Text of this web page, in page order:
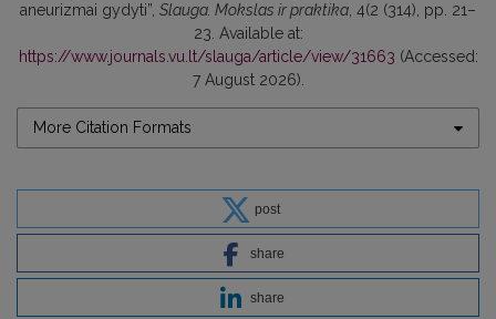
aneurizmai gydyti”, Slauga. Mokslas ir praktika, 4(2 (314), pp. 21–
23. Available at:
https://www.journals.vu.lt/slauga/article/view/31663 (Accessed:
7 August 2026).
More Citation Formats
post
share
share